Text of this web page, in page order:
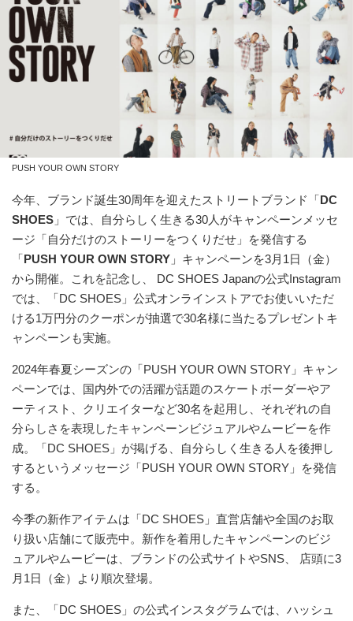
PUSH YOUR OWN STORY
今年、ブランド誕生30周年を迎えたストリートブランド「DC
SHOES 」では、自分らしく生きる30人がキャンペーンメッセ
ージ「自分だけのストーリーをつくりだせ」を発信する
「PUSH YOUR OWN STORY 」キャンペーンを3月1日（金）
から開催。これを記念し、 DC SHOES Japanの公式Instagram
では、「DC SHOES」公式オンラインストアでお使いいただ
ける1万円分のクーポンが抽選で30名様に当たるプレゼントキ
ャンペーンも実施。
2024年春夏シーズンの「PUSH YOUR OWN STORY」キャン
ペーンでは、国内外での活躍が話題のスケートボーダーやア
ーティスト、クリエイターなど30名を起用し、それぞれの自
分らしさを表現したキャンペーンビジュアルやムービーを作
成。「DC SHOES」が掲げる、自分らしく生きる人を後押し
するというメッセージ「PUSH YOUR OWN STORY」を発信
する。
今季の新作アイテムは「DC SHOES」直営店舗や全国のお取
り扱い店舗にて販売中。新作を着用したキャンペーンのビジ
ュアルやムービーは、ブランドの公式サイトやSNS、 店頭に3
月1日（金）より順次登場。
また、「DC SHOES」の公式インスタグラムでは、ハッシュ